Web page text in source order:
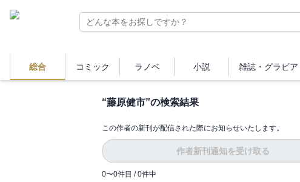
総合 コミック ラノベ 小説 雑誌・ グラビア
“藤原健市”の検索結果
この作者の新刊が配信された際にお知らせいたします。
作者新刊通知を受け取る
0〜0件目 / 0件中